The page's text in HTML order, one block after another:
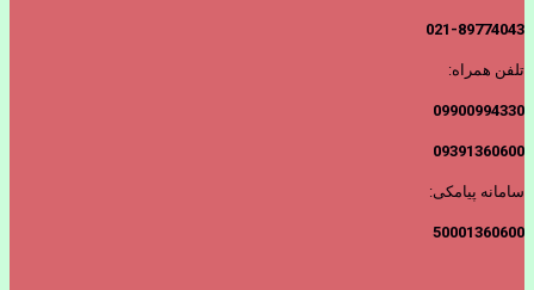
021-89774043
تلفن همراه:
09900994330
09391360600
سامانه پیامکی:
50001360600